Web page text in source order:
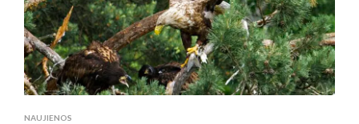
FILMO
NAUJIENOS